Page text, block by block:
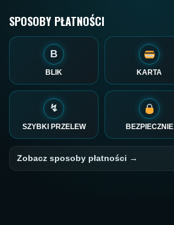
SPOSOBY PŁATNOŚCI
B
BLIK KARTA
↯
SZYBKI PRZELEW BEZPIECZNIE
Zobacz sposoby płatności →